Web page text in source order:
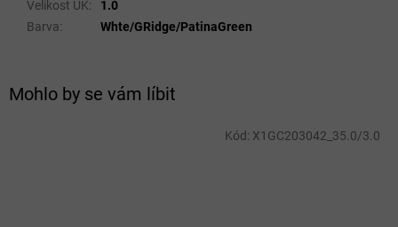
Mohlo by se vám líbit
Kód: X1GC203042_35.0/3.0
Velikost UK:
1.0
Barva: Whte/GRidge/PatinaGreen